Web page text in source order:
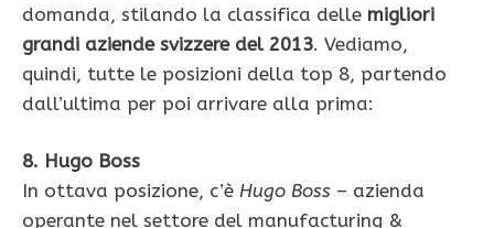
domanda, stilando la classifica delle migliori
grandi aziende svizzere del 2013. Vediamo,
quindi, tutte le posizioni della top 8, partendo
dall’ultima per poi arrivare alla prima:
8. Hugo Boss
In ottava posizione, c’è Hugo Boss – azienda
operante nel settore del manufacturing &